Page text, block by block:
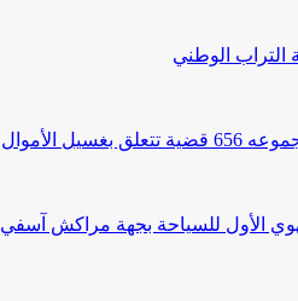
التراب الوطني
الأول للسياحة بجهة مراكش آسفي